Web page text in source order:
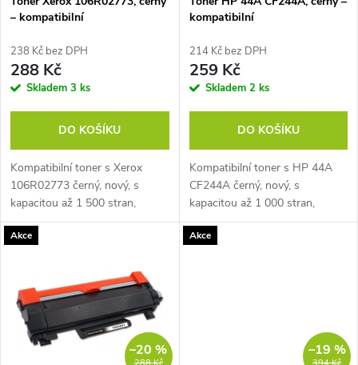
p
r
o
u
k
t
ů
p
r
o
d
u
k
ů
– kompatibilní
238 Kč bez DPH
288 Kč
Skladem 3 ks
DO KOŠÍKU
Kompatibilní toner s Xerox
106R02773 černý, nový, s
kapacitou až 1 500 stran,
Barva: černá, pro- Xerox
WorkCentre 3025, Xerox
kompatibilní
214 Kč bez DPH
259 Kč
Skladem 2 ks
DO KOŠÍKU
Kompatibilní toner s HP 44A
CF244A černý, nový, s
kapacitou až 1 000 stran,
Barva: černá, pro- HP LaserJet
Pro a další...
Akce
–20 %
Akce
–19 %